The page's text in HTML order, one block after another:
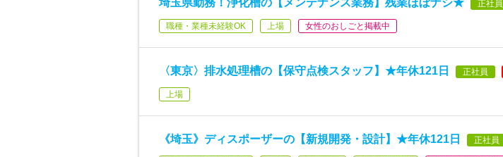
埼玉県勤務！浄化槽の【メンテナンス業務】残業ほぼナシ★ 正社員
職種・業種未経験OK 上場 女性のおしごと掲載中
〈東京〉排水処理槽の【保守点検スタッフ】★年休121日 正社員
上場
《埼玉》ディスポーザーの【新規開発・設計】★年休121日 正社員